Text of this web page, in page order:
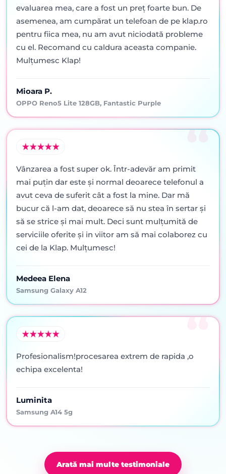
evaluarea mea, care a fost un preț foarte bun. De
asemenea, am cumpărat un telefoan de pe klap.ro
pentru fiica mea, nu am avut niciodată probleme
cu el. Recomand cu caldura aceasta companie.
Mulțumesc Klap!
Mioara P.
OPPO Reno5 Lite 128GB, Fantastic Purple
Vânzarea a fost super ok. Într-adevăr am primit
mai puţin dar este şi normal deoarece telefonul a
avut ceva de suferit cât a fost la mine. Dar mă
bucur că l-am dat, deoarece să nu stea în sertar şi
să se strice şi mai mult. Deci sunt mulţumită de
serviciile oferite şi in viitor am să mai colaborez cu
cei de la Klap. Mulţumesc!
Medeea Elena
Samsung Galaxy A12
Profesionalism!procesarea extrem de rapida ,o
echipa excelenta!
Luminita
Samsung A14 5g
Arată mai multe testimoniale